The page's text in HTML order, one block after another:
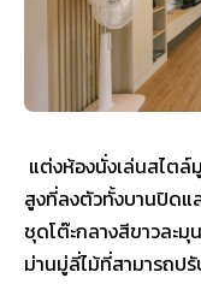
แต่งห้องนั่งเล่นสไต
สูงที่ลงตัวทั้งบานปิดแ
ชุดโต๊ะกลางสีขาวละมุ
ม่านมู่ลี่ไม้ที่สามารถป